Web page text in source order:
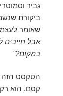
גביר
ביקורת
שאומר
אבל
במקום?"
הטקסט הזה
קסם. הוא